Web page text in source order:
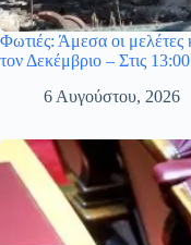
Φωτιές: Άμεσα οι μελέτες
τον Δεκέμβριο – Στις
6 Αυγούστου, 2026